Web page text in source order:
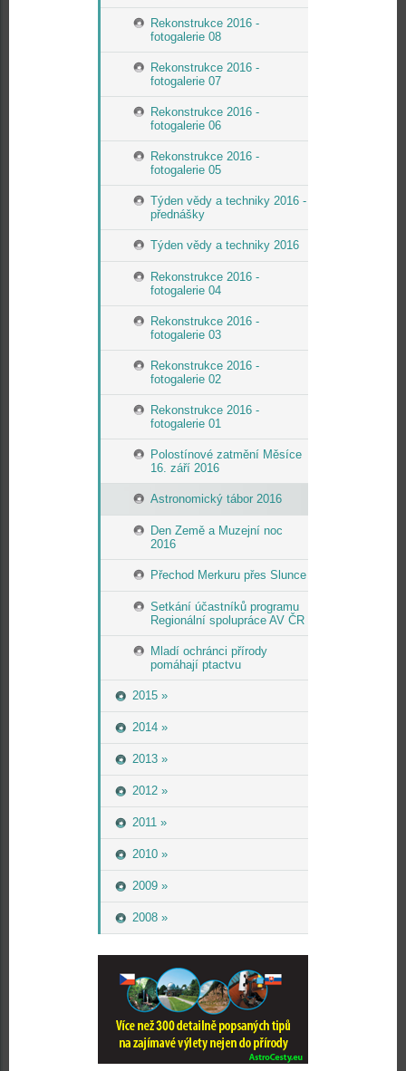
Rekonstrukce 2016 -
fotogalerie 08
Rekonstrukce 2016 -
fotogalerie 07
Rekonstrukce 2016 -
fotogalerie 06
Rekonstrukce 2016 -
fotogalerie 05
Týden vědy a techniky 2016 -
přednášky
Týden vědy a techniky 2016
Rekonstrukce 2016 -
fotogalerie 04
Rekonstrukce 2016 -
fotogalerie 03
Rekonstrukce 2016 -
fotogalerie 02
Rekonstrukce 2016 -
fotogalerie 01
Polostínové zatmění Měsíce
16. září 2016
Astronomický tábor 2016
Den Země a Muzejní noc
2016
Přechod Merkuru přes Slunce
Setkání účastníků programu
Regionální spolupráce AV ČR
Mladí ochránci přírody
pomáhají ptactvu
2015 »
2014 »
2013 »
2012 »
2011 »
2010 »
2009 »
2008 »